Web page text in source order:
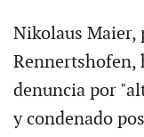
Nikolaus Maier,
Rennertshofen,
denuncia por
y condenado